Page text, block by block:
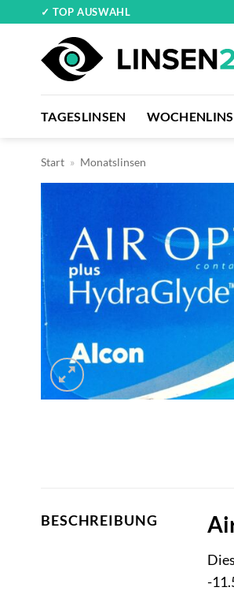
springen
✓ TOP AUSWAHL
TAGESLINSEN
Start » Monatslinsen
BESCHREIBUNG
-